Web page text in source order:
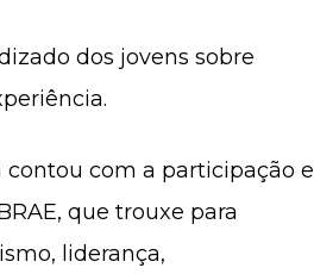
dos jovens sobre
com a participação e
que trouxe para
liderança,